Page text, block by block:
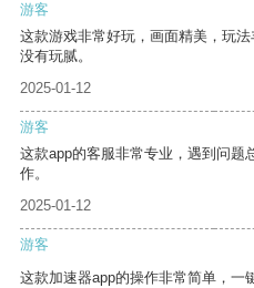
游客
这款游戏非常好玩，画面精美，玩
没有玩腻。
2025-01-12
游客
这款app的客服非常专业，遇到问题
作。
2025-01-12
游客
这款加速器app的操作非常简单，一